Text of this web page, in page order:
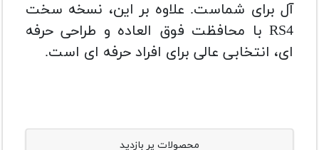
آل برای شماست. علاوه بر این، نسخه سخت
RS4 با محافظت فوق العاده و طراحی حرفه
ای، انتخابی عالی برای افراد حرفه ای است.
محصولات پر بازدید